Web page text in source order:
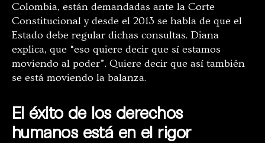
Colombia, están demandadas ante la Corte
Constitucional y desde el 2013 se habla de que el
Estado debe regular dichas consultas. Diana
explica, que “eso quiere decir que sí estamos
moviendo al poder”. Quiere decir que así también
se está moviendo la balanza.
El éxito de los derechos
humanos está en el rigor